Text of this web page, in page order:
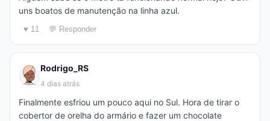
uns boatos de manutenção na linha azul.
♥ 11 💬 Responder
Rodrigo_RS
4 dias atrás
Finalmente esfriou um pouco aqui no Sul. Hora de tirar o
cobertor de orelha do armário e fazer um chocolate